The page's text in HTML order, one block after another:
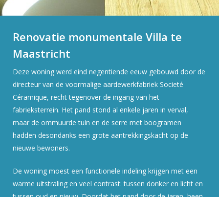
Renovatie monumentale Villa te
Maastricht
Deze woning werd eind negentiende eeuw gebouwd door de
directeur van de voormalige aardewerkfabriek Societé
Céramique, recht tegenover de ingang van het
fabrieksterrein. Het pand stond al enkele jaren in verval,
maar de ommuurde tuin en de serre met boogramen
hadden desondanks een grote aantrekkingskacht op de
nieuwe bewoners.
De woning moest een functionele indeling krijgen met een
warme uitstraling en veel contrast: tussen donker en licht en